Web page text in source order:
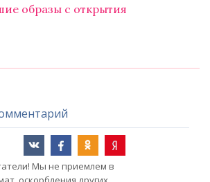
образы с открытия
Мы не приемлем в